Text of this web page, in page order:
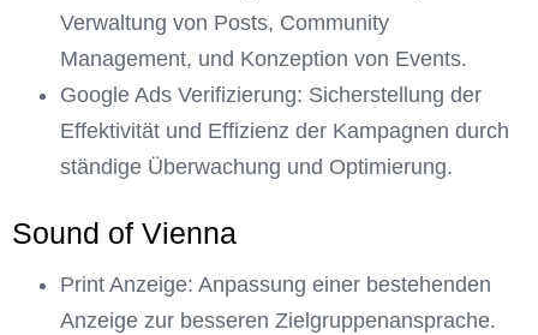
Verwaltung von Posts, Community
Management, und Konzeption von Events.
Google Ads Verifizierung: Sicherstellung der
Effektivität und Effizienz der Kampagnen durch
ständige Überwachung und Optimierung.
Sound of Vienna
Print Anzeige: Anpassung einer bestehenden
Anzeige zur besseren Zielgruppenansprache.